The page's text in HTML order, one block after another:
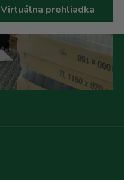
Virtuálna prehliadka